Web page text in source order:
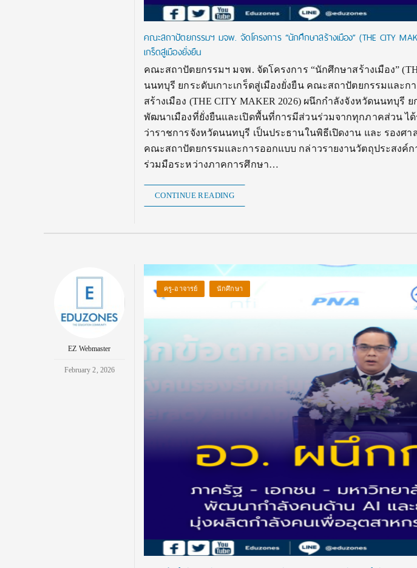
คณะสถาปัตยกรรมฯ มจพ. จัดโครงการ “นักศึกษาสร้างเมือง” (THE CITY
เกร็ดสู่เมืองยั่งยืน
คณะสถาปัตยกรรมฯ มจพ. จัดโครงการ “นักศึกษาสร้างเมือง”
นนทบุรี ยกระดับเกาะเกร็ดสู่เมืองยั่งยืน คณะสถาปัตยกรรมและ
สร้างเมือง (THE CITY MAKER 2026) ผนึกกำลังจังหวัดนนทบุรี ย
พัฒนาเมืองที่ยั่งยืนและเปิดพื้นที่การมีส่วนร่วมจากทุกภาคส่วน ได้
ว่าราชการจังหวัดนนทบุรี เป็นประธานในพิธีเปิดงาน และ รองศ
คณะสถาปัตยกรรมและการออกแบบ กล่าวรายงานวัตถุประสงค์ก
ร่วมมือระหว่างภาคการศึกษา…
CONTINUE READING
EZ Webmaster
February 2, 2026
ครู-อาจารย์ นักศึกษา